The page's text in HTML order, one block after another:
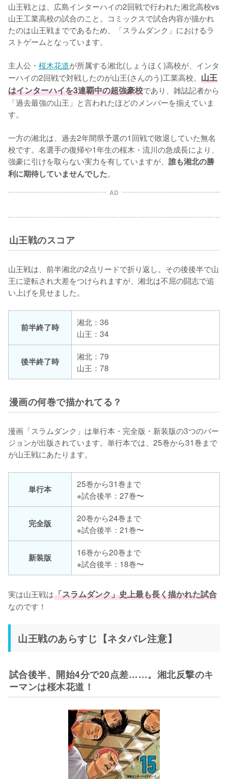
山王戦とは、広島インターハイの2回戦で行われた湘北高校vs
山王工業高校の試合のこと。コミックスで試合内容が描かれ
たのは山王戦までであるため、「スラムダンク」におけるラ
ストゲームとなっています。
主人公・ 桜木花道が所属する湘北(しょうほく)高校が、インタ
ーハイの2回戦で対戦したのが山王(さんのう)工業高校。 山王
はインターハイを3連覇中の超強豪校であり、雑誌記者から
「過去最強の山王」と言われたほどのメンバーを揃えていま
す。
一方の湘北は、過去2年間県予選の1回戦で敗退していた無名
校です。名選手の復帰や1年生の桜木・流川の急成長により、
強豪に引けを取らない実力を有していますが、 誰も湘北の勝
利に期待していませんでした。
AD
山王戦のスコア
山王戦は、前半湘北の2点リードで折り返し。その後後半で山
王に逆転され大差をつけられますが、湘北は不屈の闘志で追
い上げを見せました。
前半終了時
湘北：36
山王：34
後半終了時
湘北：79
山王：78
漫画の何巻で描かれてる？
漫画「スラムダンク」は単行本・完全版・新装版の3つのバー
ジョンが出版されています。単行本では、25巻から31巻まで
が山王戦にあたります。
単行本
25巻から31巻まで
※試合後半：27巻〜
完全版
20巻から24巻まで
※試合後半：21巻〜
新装版
16巻から20巻まで
※試合後半：18巻〜
実は山王戦は「スラムダンク」史上最も長く描かれた試合
なのです！
山王戦のあらすじ【ネタバレ注意】
試合後半、開始4分で20点差……。湘北反撃のキ
ーマンは桜木花道！